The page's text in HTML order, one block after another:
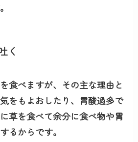
く
食べますが、その主な理由と
をもよおしたり、胃酸過多で
草を食べて余分に食べ物や胃
るからです。